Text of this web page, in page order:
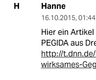
H Hanne
16.10.2015,
Hier ein Artikel
PEGIDA aus
http://
wirksames-